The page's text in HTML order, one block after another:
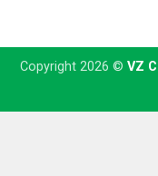
Copyright 2026 © VZ